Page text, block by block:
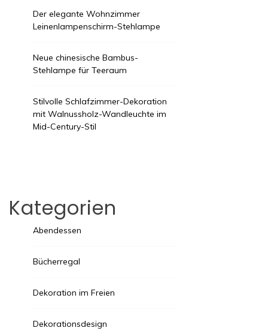
Der elegante Wohnzimmer
Leinenlampenschirm-Stehlampe
Neue chinesische Bambus-
Stehlampe für Teeraum
Stilvolle Schlafzimmer-Dekoration
mit Walnussholz-Wandleuchte im
Mid-Century-Stil
Kategorien
Abendessen
Bücherregal
Dekoration im Freien
Dekorationsdesign